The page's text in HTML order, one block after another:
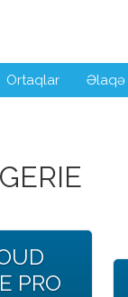
Ortaqlar Əlaqə
PRO